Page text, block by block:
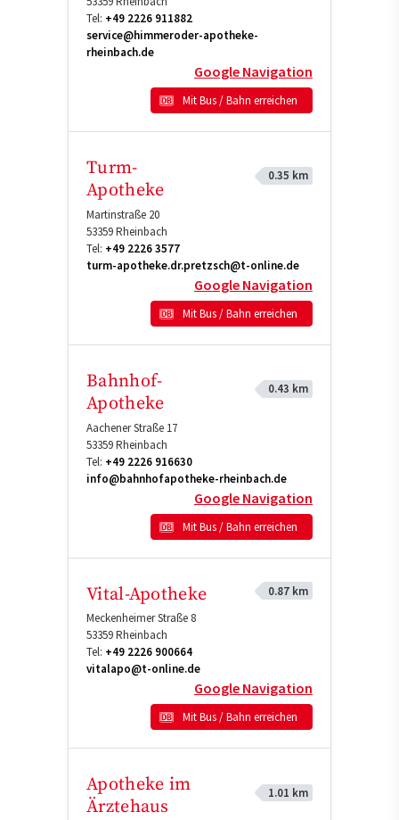
Tel: +49 2226 911882
service@himmeroder-apotheke-
rheinbach.de
Google Navigation
Mit Bus / Bahn erreichen
Turm-
Apotheke
0.35 km
Martinstraße 20
53359Rheinbach
Tel: +49 2226 3577
turm-apotheke.dr.pretzsch@t-online.de
Google Navigation
Mit Bus / Bahn erreichen
Bahnhof-
Apotheke
0.43 km
Aachener Straße 17
53359Rheinbach
Tel: +49 2226 916630
info@bahnhofapotheke-rheinbach.de
Google Navigation
Mit Bus / Bahn erreichen
Vital-Apotheke
0.87 km
Meckenheimer Straße 8
53359Rheinbach
Tel: +49 2226 900664
vitalapo@t-online.de
Google Navigation
Mit Bus / Bahn erreichen
Apotheke im
Ärztehaus
1.01 km